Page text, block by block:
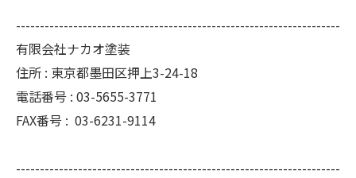
--------------------------------------------------------------------
有限会社ナカオ塗装
住所 : 東京都墨田区押上3-24-18
電話番号 : 03-5655-3771
FAX番号 : 03-6231-9114
--------------------------------------------------------------------